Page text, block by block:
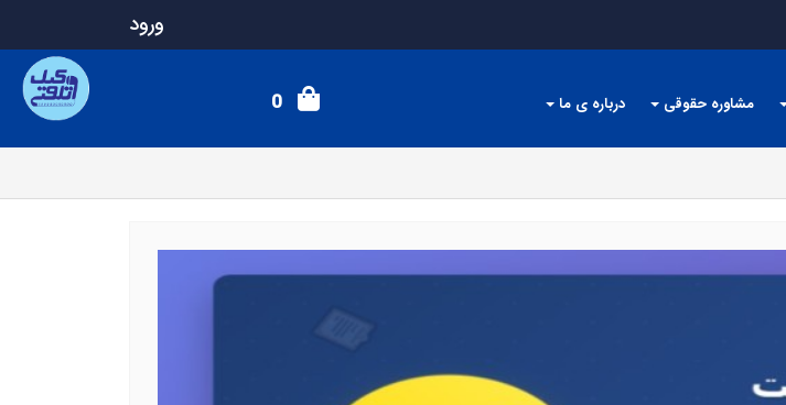
ورود
مشاوره حقوقی درباره ی ما 0